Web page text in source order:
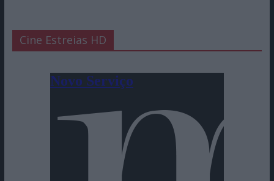
Cine Estreias HD